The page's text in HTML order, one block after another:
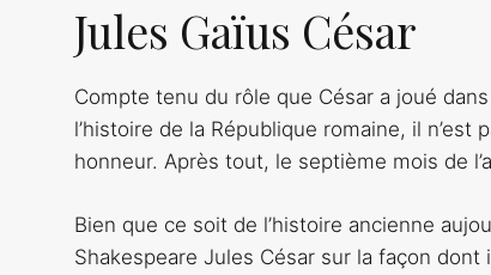
Jules Gaïus César
Compte tenu du rôle que César a joué
l’histoire de la République romaine, il
honneur. Après tout, le septième mois de
Bien que ce soit de l’histoire ancienne
Shakespeare Jules César sur la façon